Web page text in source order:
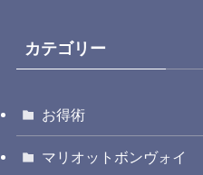
カテゴリー
お得術
マリオットボンヴォイ